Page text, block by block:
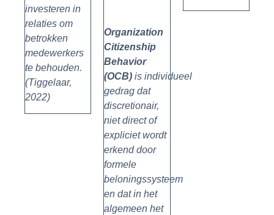
investeren in
relaties om
betrokken
medewerkers
te behouden.
(Tiggelaar,
2022)
Organization
Citizenship
Behavior
(OCB) is individueel
gedrag dat
discretionair,
niet direct of
expliciet wordt
erkend door
formele
beloningssysteem
en dat in het
algemeen het